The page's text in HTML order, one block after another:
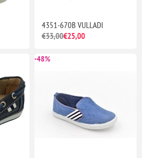
4351-670B VULLADI
€33,00€25,00
-48%